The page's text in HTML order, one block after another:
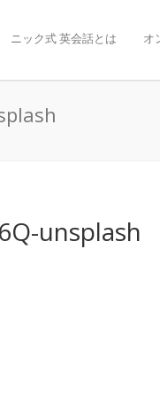
ニック式 英会話とは オ
unsplash